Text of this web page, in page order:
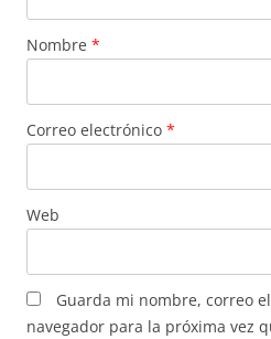
Nombre *
Correo electrónico *
Web
Guarda mi nombre, correo
navegador para la próxima vez